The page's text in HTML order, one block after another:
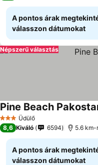
A pontos árak
válasszon dátumokat
Népszerű választás
3 Kategória
Üdülő
Pine Beach
8,6 Kiváló 6594 5.6 km-
A pontos árak
válasszon dátumokat